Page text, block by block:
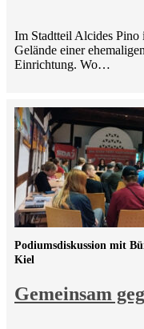
Im Stadtteil Alcides
Gelände einer
Einrichtung. Wo…
Gemeinsam
Podiumsdiskussion mit
Kiel